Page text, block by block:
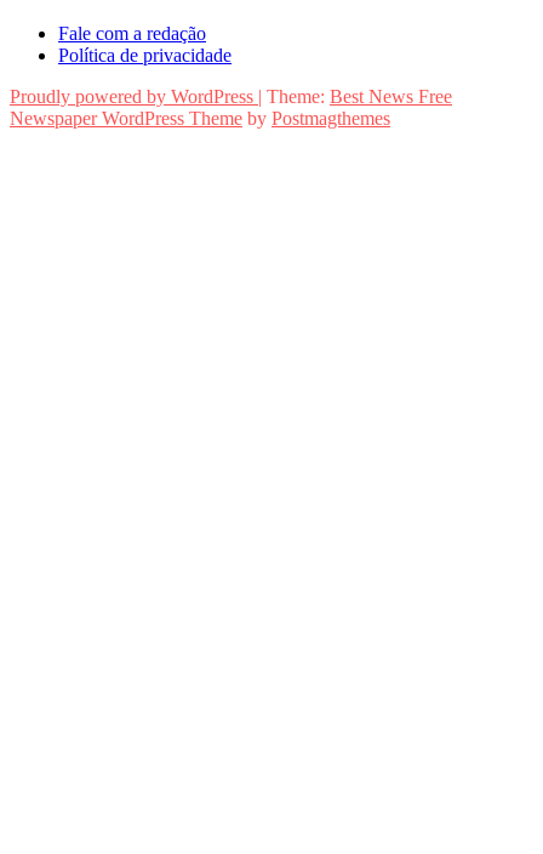
Fale com a redação
Política de privacidade
Proudly powered by WordPress | Theme: Best News Free
Newspaper WordPress Theme by Postmagthemes